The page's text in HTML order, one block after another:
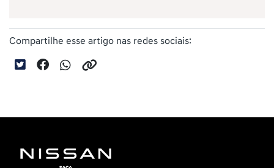
Compartilhe esse artigo nas redes sociais: